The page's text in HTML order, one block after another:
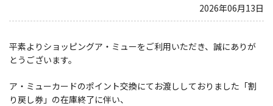
WEBチラシ アクセス 営業時間・定休日
2026年06月13日
平素よりショッピングア・ミューをご利用いただき、誠にありが
とうございます。
ア・ミューカードのポイント交換にてお渡ししておりました「割
り戻し券」の在庫終了に伴い、